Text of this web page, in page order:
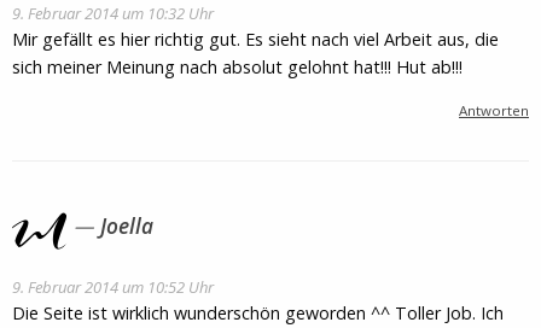
9. Februar 2014 um 10:32 Uhr
Mir gefällt es hier richtig gut. Es sieht nach viel Arbeit aus, die
sich meiner Meinung nach absolut gelohnt hat!!! Hut ab!!!
Antworten
Joella
9. Februar 2014 um 10:52 Uhr
Die Seite ist wirklich wunderschön geworden ^^ Toller Job. Ich